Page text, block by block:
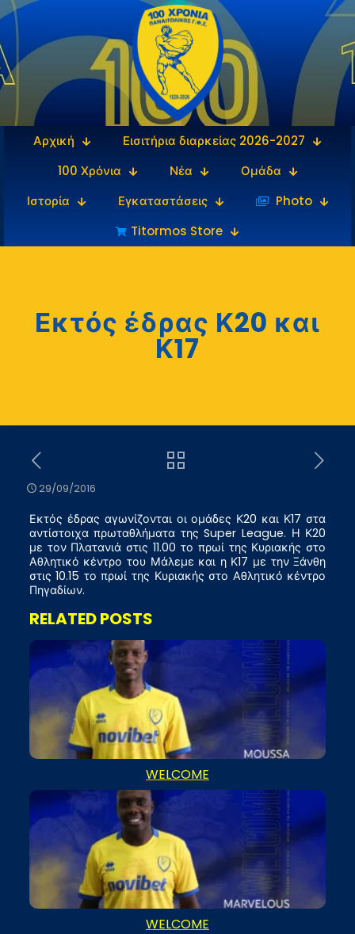
Αρχική
Εισιτήρια διαρκείας 2026-2027
100 Χρόνια
Νέα
Ομάδα
Ιστορία
Εγκαταστάσεις
‎‏‏‎ ‎Photo
Titormos Store
Εκτός έδρας Κ20 και
Κ17
29/09/2016
Εκτός έδρας αγωνίζονται οι ομάδες Κ20 και Κ17 στα
αντίστοιχα πρωταθλήματα της Super League. Η Κ20
με τον Πλατανιά στις 11.00 το πρωί της Κυριακής στο
Αθλητικό κέντρο του Μάλεμε και η Κ17 με την Ξάνθη
στις 10.15 το πρωί της Κυριακής στο Αθλητικό κέντρο
Πηγαδίων.
RELATED POSTS
WELCOME
WELCOME